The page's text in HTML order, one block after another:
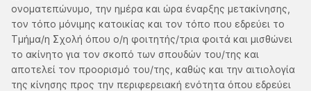
ονοματεπώνυμο, την ημέρα και ώρα έναρξης μετακίνησης,
τον τόπο μόνιμης κατοικίας και τον τόπο που εδρεύει το
Τμήμα/η Σχολή όπου ο/η φοιτητής/τρια φοιτά και μισθώνει
το ακίνητο για τον σκοπό των σπουδών του/της και
αποτελεί τον προορισμό του/της, καθώς και την αιτιολογία
της κίνησης προς την περιφερειακή ενότητα όπου εδρεύει